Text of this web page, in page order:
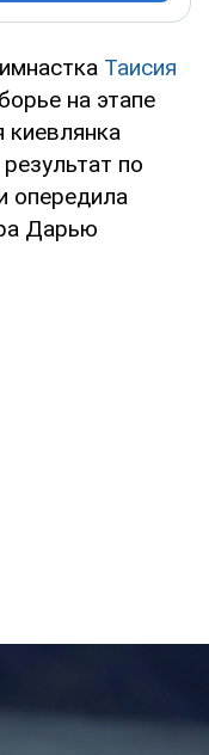
Таисия
на этапе
киевлянка
по
опередила
Дарью